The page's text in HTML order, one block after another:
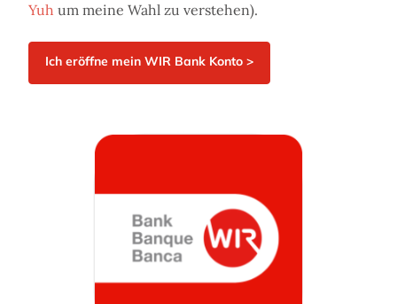
Yuh um meine Wahl zu verstehen).
Ich eröffne mein WIR Bank Konto >